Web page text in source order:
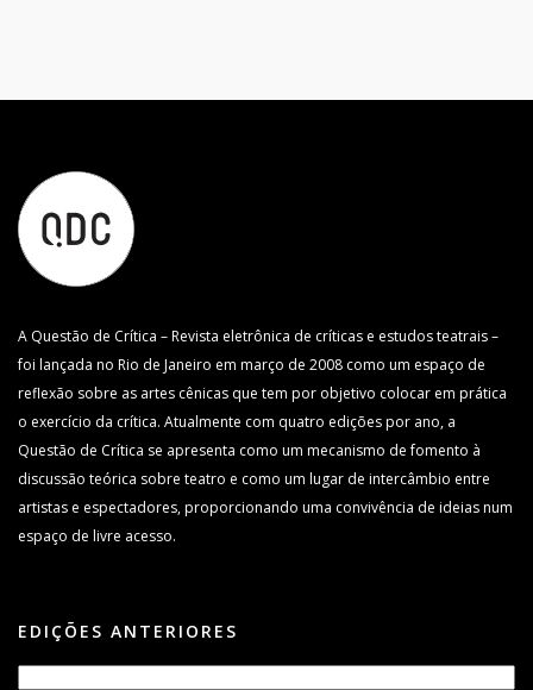
A Questão de Crítica – Revista eletrônica de críticas e estudos teatrais –
foi lançada no Rio de Janeiro em março de 2008 como um espaço de
reflexão sobre as artes cênicas que tem por objetivo colocar em prática
o exercício da crítica. Atualmente com quatro edições por ano, a
Questão de Crítica se apresenta como um mecanismo de fomento à
discussão teórica sobre teatro e como um lugar de intercâmbio entre
artistas e espectadores, proporcionando uma convivência de ideias num
espaço de livre acesso.
EDIÇÕES ANTERIORES